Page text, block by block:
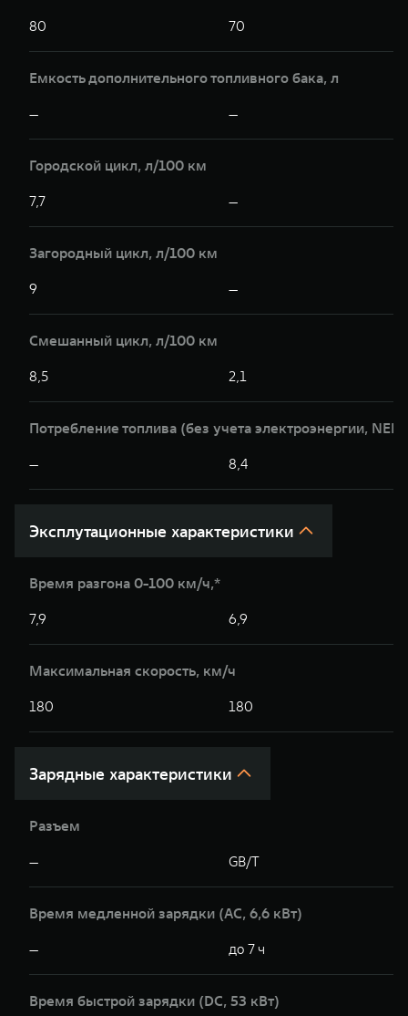
80 70
Емкость дополнительного топливного бака, л
— —
Городской цикл, л/100 км
7,7 —
Загородный цикл, л/100 км
9 —
Смешанный цикл, л/100 км
8,5 2,1
Потребление топлива (без учета электроэнергии,
— 8,4
Эксплутационные характеристики
Время разгона 0-100 км/ч,*
7,9 6,9
Максимальная скорость, км/ч
180 180
Зарядные характеристики
Разъем
— GB/T
Время медленной зарядки (AC, 6,6 кВт)
— до 7 ч
Время быстрой зарядки (DC, 53 кВт)